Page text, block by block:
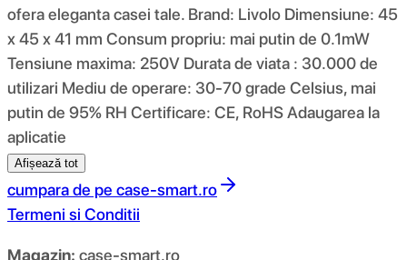
ofera eleganta casei tale. Brand: Livolo Dimensiune: 45
x 45 x 41 mm Consum propriu: mai putin de 0.1mW
Tensiune maxima: 250V Durata de viata : 30.000 de
utilizari Mediu de operare: 30-70 grade Celsius, mai
putin de 95% RH Certificare: CE, RoHS Adaugarea la
aplicatie
Afișează tot
cumpara de pe case-smart.ro
Termeni si Conditii
Magazin: case-smart.ro